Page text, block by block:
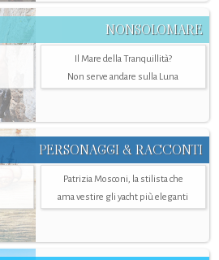
NONSOLOMARE
Il Mare della Tranquillità?
Non serve andare sulla Luna
PERSONAGGI & RACCONTI
Patrizia Mosconi, la stilista che
ama vestire gli yacht più eleganti